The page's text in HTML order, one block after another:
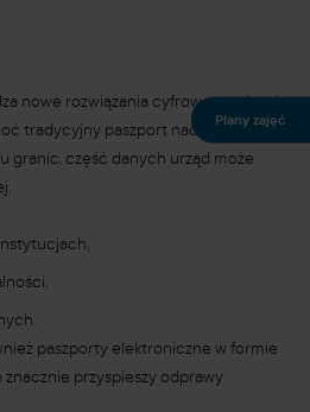
nowe rozwiązania cyfrowe w zakresie
tradycyjny paszport nadal będzie
granic, część danych urząd może
paszporty elektroniczne w formie
przyspieszy odprawy
Plany zajęć